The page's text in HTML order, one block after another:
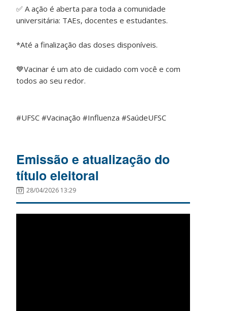
✅ A ação é aberta para toda a comunidade
universitária: TAEs, docentes e estudantes.
*Até a finalização das doses disponíveis.
💙Vacinar é um ato de cuidado com você e com
todos ao seu redor.
#UFSC #Vacinação #Influenza #SaúdeUFSC
Emissão e atualização do
título eleitoral
28/04/2026 13:29